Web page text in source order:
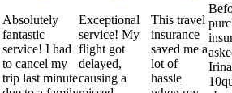
Absolutely
fantastic
service! I had
to cancel my
trip last minute
Exceptional
service! My
flight got
delayed,
causing a
This travel
insurance
saved me a
lot of
hassle